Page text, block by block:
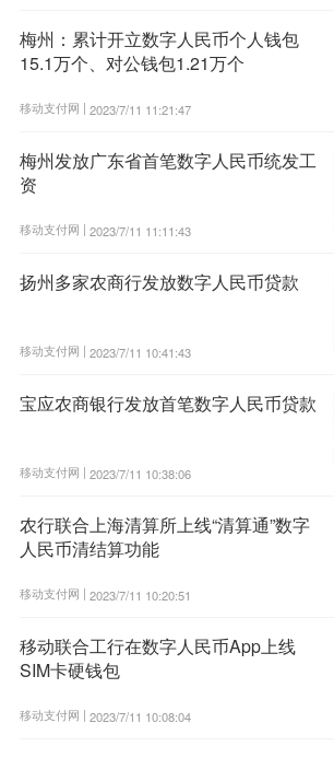
梅州：累计开立数字人民币个人钱包
15.1万个、对公钱包1.21万个
移动支付网 | 2023/7/11 11:21:47
梅州发放广东省首笔数字人民币统发工
资
移动支付网 | 2023/7/11 11:11:43
扬州多家农商行发放数字人民币贷款
移动支付网 | 2023/7/11 10:41:43
宝应农商银行发放首笔数字人民币贷款
移动支付网 | 2023/7/11 10:38:06
农行联合上海清算所上线“清算通”数字
人民币清结算功能
移动支付网 | 2023/7/11 10:20:51
移动联合工行在数字人民币App上线
SIM卡硬钱包
移动支付网 | 2023/7/11 10:08:04